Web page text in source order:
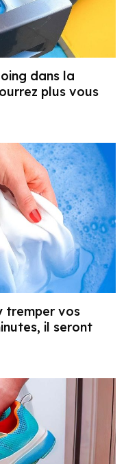
dans la
plus vous
tremper vos
il seront